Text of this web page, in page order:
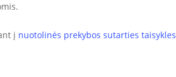
į nuotolinės prekybos sutarties taisykles